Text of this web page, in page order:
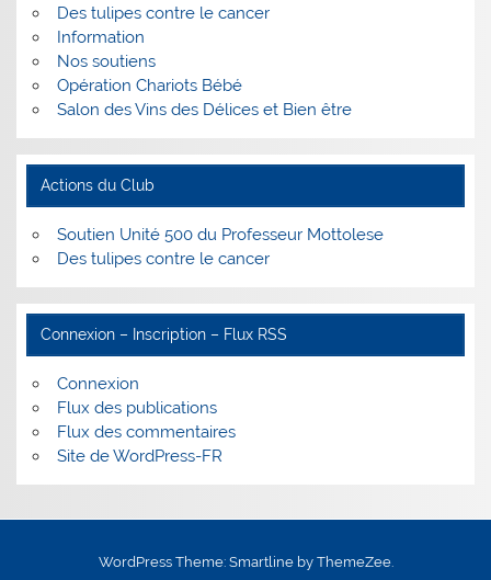
Des tulipes contre le cancer
Information
Nos soutiens
Opération Chariots Bébé
Salon des Vins des Délices et Bien être
Actions du Club
Soutien Unité 500 du Professeur Mottolese
Des tulipes contre le cancer
Connexion – Inscription – Flux RSS
Connexion
Flux des publications
Flux des commentaires
Site de WordPress-FR
WordPress Theme: Smartline by ThemeZee.